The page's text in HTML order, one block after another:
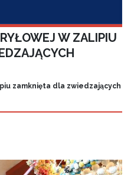
W ZALIPIU
zamknięta dla zwiedzających